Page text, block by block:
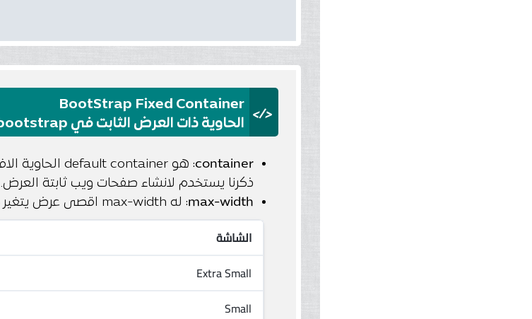
</>
BootStrap Fixed Container
الحاوية ذات العرض الثابت في bootstrap
container
ذكرنا يستخدم لانشاء صفحات ويب ثابتة العرض.
max-width: له max-width اقصى عرض يتغير حسب حجم شاشة الزائر.
الشاشة
Extra Small
Small